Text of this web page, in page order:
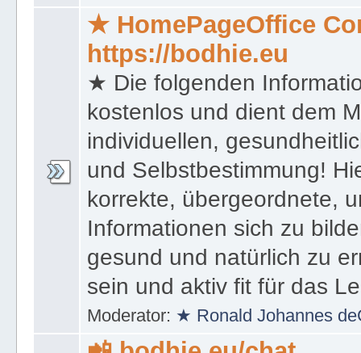
★ HomePageOffice
https://bodhie.eu
★ Die folgenden
kostenlos und dient dem
individuellen,
und Selbstbestimmung!
korrekte, übergeordnete,
Informationen sich zu
gesund und natürlich zu
sein und aktiv fit für das
Moderator: ★ Ronald Johannes